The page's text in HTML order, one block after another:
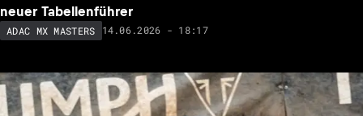
neuer Tabellenführer
ADAC MX MASTERS 14.06.2026 - 18:17